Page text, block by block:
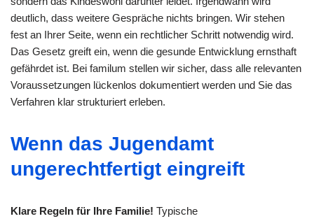
deutlich, dass weitere Gespräche nichts bringen. Wir stehen
fest an Ihrer Seite, wenn ein rechtlicher Schritt notwendig wird.
Das Gesetz greift ein, wenn die gesunde Entwicklung ernsthaft
gefährdet ist. Bei familum stellen wir sicher, dass alle relevanten
Voraussetzungen lückenlos dokumentiert werden und Sie das
Verfahren klar strukturiert erleben.
Wenn das Jugendamt
ungerechtfertigt eingreift
Klare Regeln für Ihre Familie! Typische